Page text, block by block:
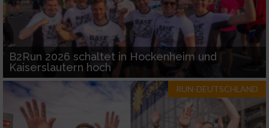
B2Run 2026 schaltet in Hockenheim und
Kaiserslautern hoch
RUN-DEUTSCHLAND